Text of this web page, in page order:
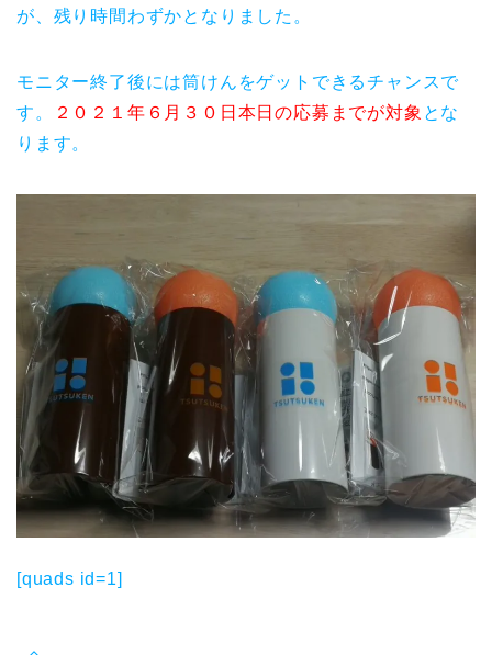
が、残り時間わずかとなりました。
モニター終了後には筒けんをゲットできるチャンスで
す。
２０２１年６月３０日本日の応募までが対象 とな
ります。
[quads id=1]